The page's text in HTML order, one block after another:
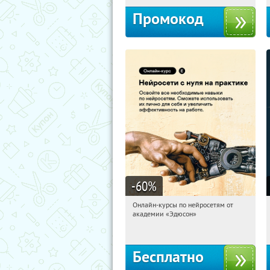
Промокод
-60%
21:54:19 Получили:
Онлайн-курсы по нейросетям от
академии «Эдюсон»
Бесплатно